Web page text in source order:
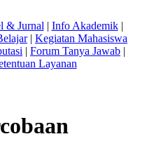
& Jurnal | Info Akademik|
| Kegiatan Mahasiswa
| Forum Tanya Jawab |
Layanan